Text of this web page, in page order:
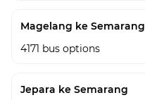
Magelang ke Semarang
4171 bus options
Jepara ke Semarang